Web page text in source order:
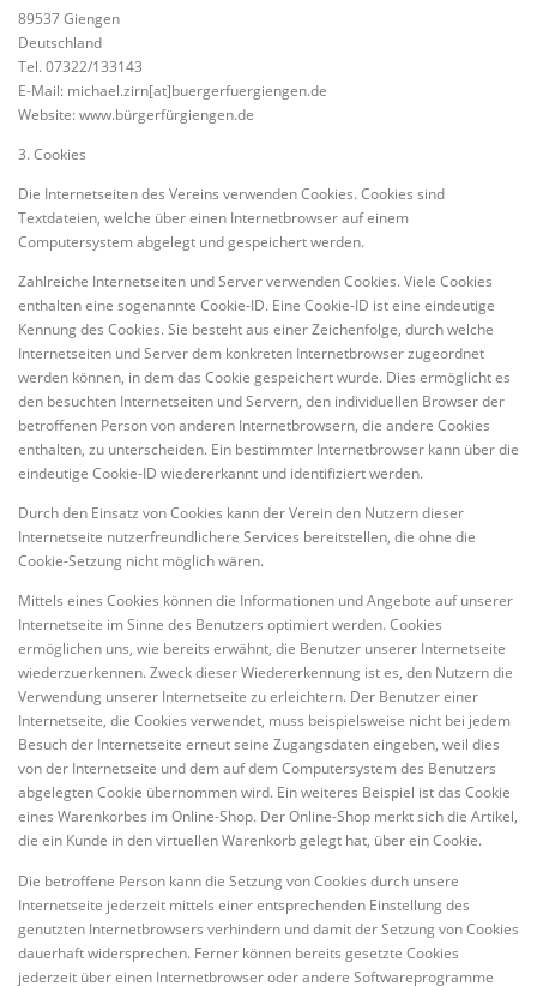
89537 Giengen
Deutschland
Tel. 07322/133143
E-Mail: michael.zirn[at]buergerfuergiengen.de
Website: www.bürgerfürgiengen.de
3. Cookies
Die Internetseiten des Vereins verwenden Cookies. Cookies sind
Textdateien, welche über einen Internetbrowser auf einem
Computersystem abgelegt und gespeichert werden.
Zahlreiche Internetseiten und Server verwenden Cookies. Viele Cookies
enthalten eine sogenannte Cookie-ID. Eine Cookie-ID ist eine eindeutige
Kennung des Cookies. Sie besteht aus einer Zeichenfolge, durch welche
Internetseiten und Server dem konkreten Internetbrowser zugeordnet
werden können, in dem das Cookie gespeichert wurde. Dies ermöglicht es
den besuchten Internetseiten und Servern, den individuellen Browser der
betroffenen Person von anderen Internetbrowsern, die andere Cookies
enthalten, zu unterscheiden. Ein bestimmter Internetbrowser kann über die
eindeutige Cookie-ID wiedererkannt und identifiziert werden.
Durch den Einsatz von Cookies kann der Verein den Nutzern dieser
Internetseite nutzerfreundlichere Services bereitstellen, die ohne die
Cookie-Setzung nicht möglich wären.
Mittels eines Cookies können die Informationen und Angebote auf unserer
Internetseite im Sinne des Benutzers optimiert werden. Cookies
ermöglichen uns, wie bereits erwähnt, die Benutzer unserer Internetseite
wiederzuerkennen. Zweck dieser Wiedererkennung ist es, den Nutzern die
Verwendung unserer Internetseite zu erleichtern. Der Benutzer einer
Internetseite, die Cookies verwendet, muss beispielsweise nicht bei jedem
Besuch der Internetseite erneut seine Zugangsdaten eingeben, weil dies
von der Internetseite und dem auf dem Computersystem des Benutzers
abgelegten Cookie übernommen wird. Ein weiteres Beispiel ist das Cookie
eines Warenkorbes im Online-Shop. Der Online-Shop merkt sich die Artikel,
die ein Kunde in den virtuellen Warenkorb gelegt hat, über ein Cookie.
Die betroffene Person kann die Setzung von Cookies durch unsere
Internetseite jederzeit mittels einer entsprechenden Einstellung des
genutzten Internetbrowsers verhindern und damit der Setzung von Cookies
dauerhaft widersprechen. Ferner können bereits gesetzte Cookies
jederzeit über einen Internetbrowser oder andere Softwareprogramme